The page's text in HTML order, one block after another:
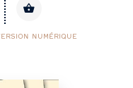
NUMÉRIQUE